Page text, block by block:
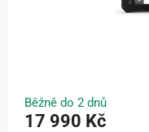
Běžně do 2 dnů
17 990 Kč